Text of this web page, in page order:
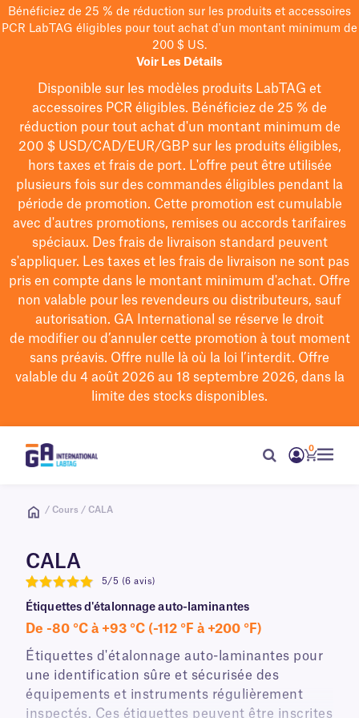
Bénéficiez de 25 % de réduction sur les produits et accessoires
PCR LabTAG éligibles pour tout achat d'un montant minimum de
200 $ US.
Voir Les Détails
Disponible sur les modèles produits LabTAG et
accessoires PCR éligibles. Bénéficiez de 25 % de
réduction pour tout achat d'un montant minimum de
200 $USD/CAD/EUR/GBPsur les produits éligibles,
hors taxes et frais de port. L'offre peut être utilisée
plusieurs fois sur des commandes éligibles pendant la
période de promotion. Cette promotion est cumulable
avec d'autres promotions, remises ou accords tarifaires
spéciaux. Des frais de livraison standard peuvent
s'appliquer. Les taxes et les frais de livraison ne sont pas
pris en compte dans le montant minimum d'achat. Offre
non valable pour les revendeurs ou distributeurs, sauf
autorisation. GA International se réserve le droit
de modifierou d’annuler cette promotion à tout moment
sans préavis. Offre nulle là où la loi l’interdit. Offre
valable du 4 août 2026 au 18 septembre 2026, dans la
limite des stocks disponibles.
0
/ Cours / CALA
CALA
5
5/5 (6 avis)
Étiquettes d'étalonnage auto-laminantes
De -80 °C à +93 °C (-112 °F à +200 °F)
Étiquettes d'étalonnage auto-laminantes pour
une identification sûre et sécurisée des
équipements et instruments régulièrement
inspectés. Ces étiquettes peuvent être inscrites